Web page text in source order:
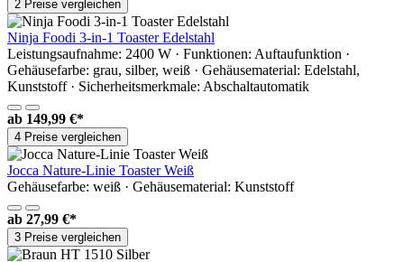
2 Preise vergleichen
Ninja Foodi 3-in-1 Toaster Edelstahl
Leistungsaufnahme: 2400 W · Funktionen: Auftaufunktion ·
Gehäusefarbe: grau, silber, weiß · Gehäusematerial: Edelstahl,
Kunststoff · Sicherheitsmerkmale: Abschaltautomatik
ab 149,99 €*
4 Preise vergleichen
Jocca Nature-Linie Toaster Weiß
Gehäusefarbe: weiß · Gehäusematerial: Kunststoff
ab 27,99 €*
3 Preise vergleichen